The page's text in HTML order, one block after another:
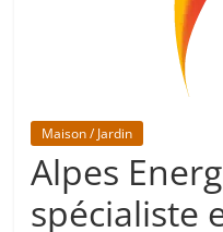
Maison / Jardin
Alpes
spécialiste